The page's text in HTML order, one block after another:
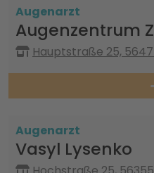
Augenarzt
Augenzentrum
Hauptstraße 25,
Augenarzt
Vasyl Lysenko